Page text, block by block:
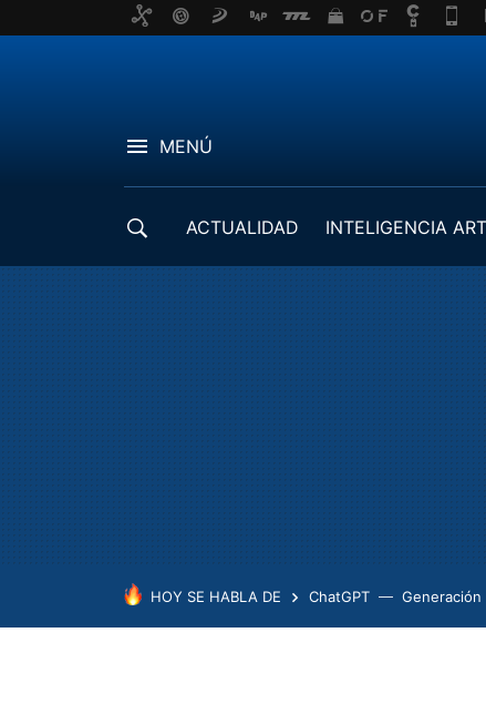
MENÚ
ACTUALIDAD INTELIGENCIA
HOY SE HABLA DE ChatGPT Generación